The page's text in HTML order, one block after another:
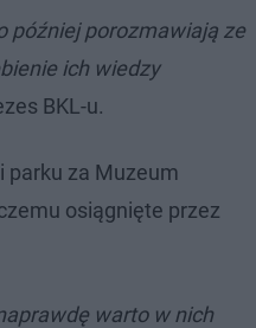
później porozmawiają ze
ich wiedzy
BKL-u.
parku za Muzeum
osiągnięte przez
warto w nich